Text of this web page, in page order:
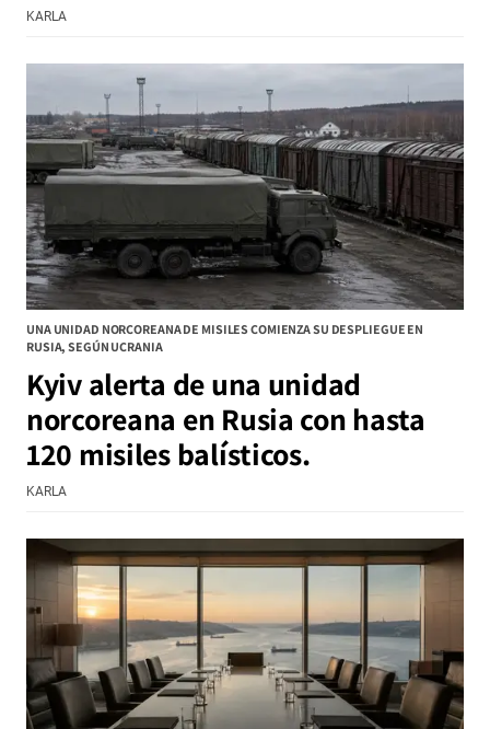
KARLA
UNA UNIDAD NORCOREANA DE MISILES COMIENZA SU DESPLIEGUE EN
RUSIA, SEGÚN UCRANIA
Kyiv alerta de una unidad
norcoreana en Rusia con hasta
120 misiles balísticos.
KARLA